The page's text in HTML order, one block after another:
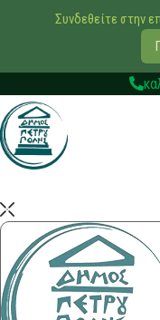
Συνδεθείτε στην